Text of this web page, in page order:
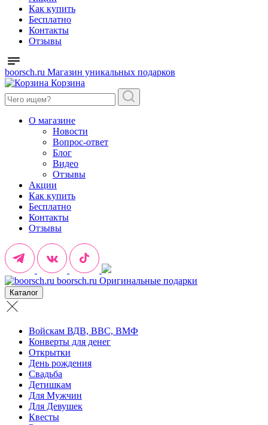
Как купить
Бесплатно
Контакты
Отзывы
boorsch.ru Магазин уникальных подарков
Корзина
О магазине
Новости
Вопрос-ответ
Блог
Видео
Отзывы
Акции
Как купить
Бесплатно
Контакты
Отзывы
boorsch.ru Оригинальные подарки
Каталог
Войскам ВДВ, ВВС, ВМФ
Конверты для денег
Открытки
День рождения
Свадьба
Детишкам
Для Мужчин
Для Девушек
Квесты